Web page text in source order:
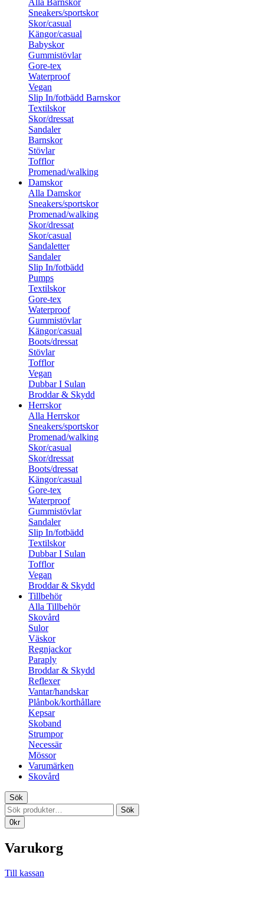
Alla Barnskor
Sneakers/sportskor
Skor/casual
Kängor/casual
Babyskor
Gummistövlar
Gore-tex
Waterproof
Vegan
Slip In/fotbädd Barnskor
Textilskor
Skor/dressat
Sandaler
Barnskor
Stövlar
Tofflor
Promenad/walking
Damskor
Alla Damskor
Sneakers/sportskor
Promenad/walking
Skor/dressat
Skor/casual
Sandaletter
Sandaler
Slip In/fotbädd
Pumps
Textilskor
Gore-tex
Waterproof
Gummistövlar
Kängor/casual
Boots/dressat
Stövlar
Tofflor
Vegan
Dubbar I Sulan
Broddar & Skydd
Herrskor
Alla Herrskor
Sneakers/sportskor
Promenad/walking
Skor/casual
Skor/dressat
Boots/dressat
Kängor/casual
Gore-tex
Waterproof
Gummistövlar
Sandaler
Slip In/fotbädd
Textilskor
Dubbar I Sulan
Tofflor
Vegan
Broddar & Skydd
Tillbehör
Alla Tillbehör
Skovård
Sulor
Väskor
Regnjackor
Paraply
Broddar & Skydd
Reflexer
Vantar/handskar
Plånbok/korthållare
Kepsar
Skoband
Strumpor
Necessär
Mössor
Varumärken
Skovård
Sök
Sök
efter:
Sök
0kr
Varukorg
Till kassan